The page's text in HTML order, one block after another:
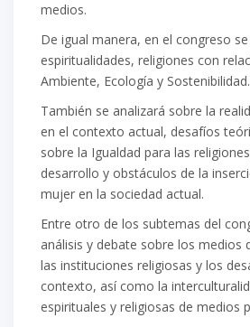
medios.
De igual manera, en el congreso
espiritualidades, religiones con
Ambiente, Ecología y Sostenibilidad.
También se analizará sobre la
en el contexto actual, desafíos
sobre la Igualdad para las
desarrollo y obstáculos de la
mujer en la sociedad actual.
Entre otro de los subtemas del
análisis y debate sobre los medios
las instituciones religiosas y los
contexto, así como la
espirituales y religiosas de medios